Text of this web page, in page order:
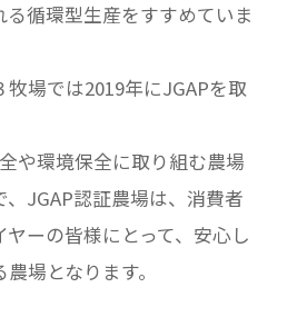
循環型生産をすすめていま
牧場では2019年にJGAPを取
や環境保全に取り組む農場
JGAP認証農場は、消費者
ーの皆様にとって、安心し
場となります。